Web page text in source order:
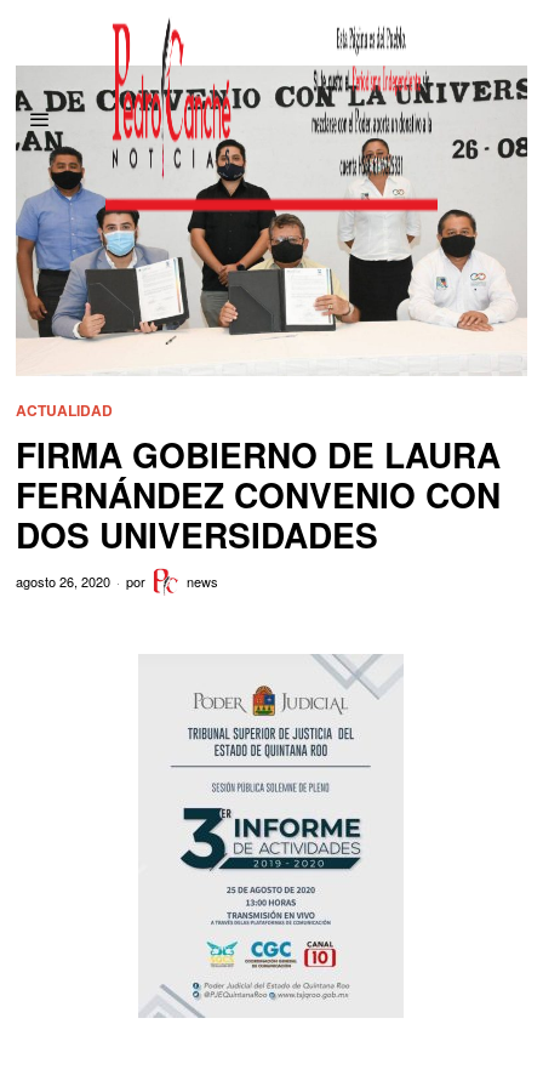
ACTUALIDAD
FIRMA GOBIERNO DE LAURA
FERNÁNDEZ CONVENIO CON
DOS UNIVERSIDADES
agosto 26, 2020 por news